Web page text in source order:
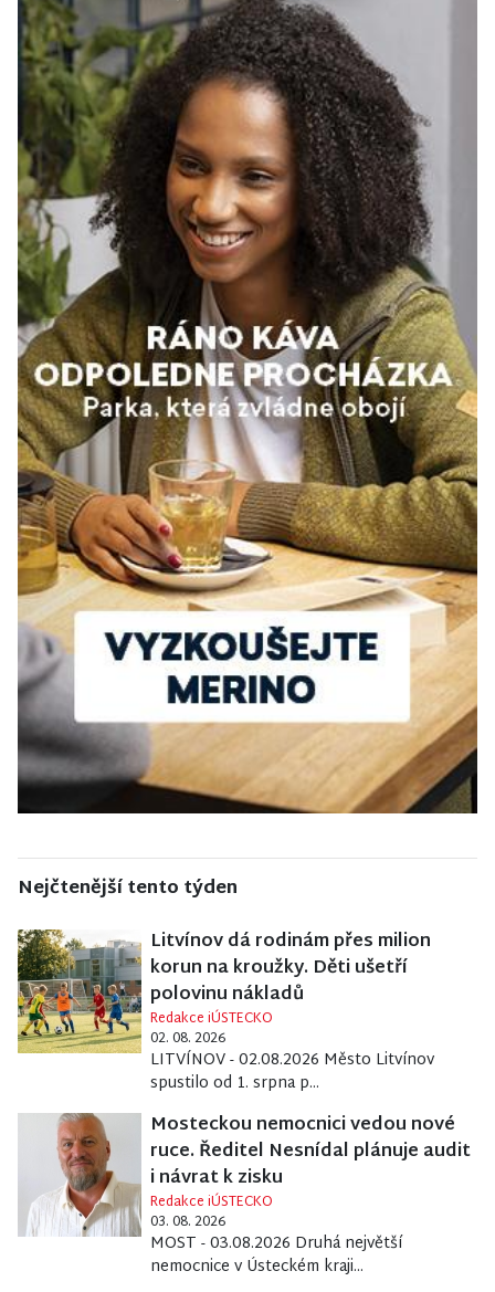
Nejčtenější tento týden
Litvínov dá rodinám přes milion
korun na kroužky. Děti ušetří
polovinu nákladů
Redakce iÚSTECKO
02. 08. 2026
LITVÍNOV - 02.08.2026 Město Litvínov
spustilo od 1. srpna p...
Mosteckou nemocnici vedou nové
ruce. Ředitel Nesnídal plánuje audit
i návrat k zisku
Redakce iÚSTECKO
03. 08. 2026
MOST - 03.08.2026 Druhá největší
nemocnice v Ústeckém kraji...